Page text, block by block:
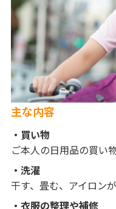
主な内容
買い物
ご本人の日用品の買い
洗濯
干す、畳む、アイロン
衣服の整理や補修